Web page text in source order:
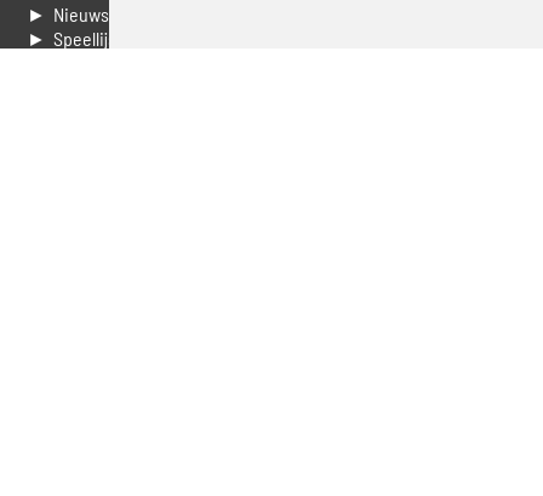
► Nieuws
► Speellijst